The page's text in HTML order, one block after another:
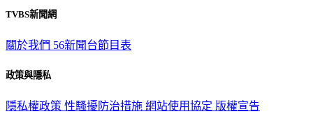
TVBS新聞網
關於我們 56新聞台節目表
政策與隱私
隱私權政策 性騷擾防治措施 網站使用協定 版權宣告